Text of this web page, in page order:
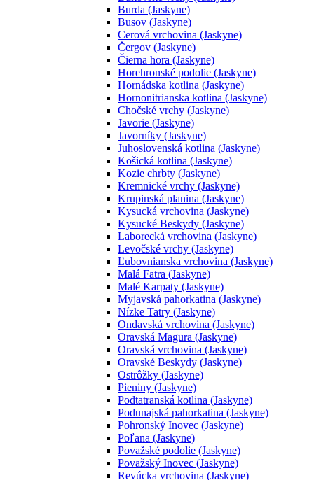
Burda (Jaskyne)
Busov (Jaskyne)
Cerová vrchovina (Jaskyne)
Čergov (Jaskyne)
Čierna hora (Jaskyne)
Horehronské podolie (Jaskyne)
Hornádska kotlina (Jaskyne)
Hornonitrianska kotlina (Jaskyne)
Chočské vrchy (Jaskyne)
Javorie (Jaskyne)
Javorníky (Jaskyne)
Juhoslovenská kotlina (Jaskyne)
Košická kotlina (Jaskyne)
Kozie chrbty (Jaskyne)
Kremnické vrchy (Jaskyne)
Krupinská planina (Jaskyne)
Kysucká vrchovina (Jaskyne)
Kysucké Beskydy (Jaskyne)
Laborecká vrchovina (Jaskyne)
Levočské vrchy (Jaskyne)
Ľubovnianska vrchovina (Jaskyne)
Malá Fatra (Jaskyne)
Malé Karpaty (Jaskyne)
Myjavská pahorkatina (Jaskyne)
Nízke Tatry (Jaskyne)
Ondavská vrchovina (Jaskyne)
Oravská Magura (Jaskyne)
Oravská vrchovina (Jaskyne)
Oravské Beskydy (Jaskyne)
Ostrôžky (Jaskyne)
Pieniny (Jaskyne)
Podtatranská kotlina (Jaskyne)
Podunajská pahorkatina (Jaskyne)
Pohronský Inovec (Jaskyne)
Poľana (Jaskyne)
Považské podolie (Jaskyne)
Považský Inovec (Jaskyne)
Revúcka vrchovina (Jaskyne)